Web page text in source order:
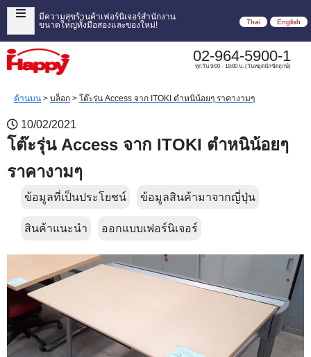
มีความสุขร้านค้าเฟอร์นิเจอร์สำนักงาน
ขนาดใหญ่ทั้งมือสองและของใหม่!
Thai English
02-964-5900-1
ทุกวัน 9:00 - 18:00 น. (วันหยุดนักขัตฤกษ์)
ด้านบน > บล็อก > โต๊ะรุ่น Access จาก ITOKI ตำหนิน้อยๆ ราคางามๆ
10/02/2021
โต๊ะรุ่น Access จาก ITOKI ตำหนิน้อยๆ
ราคางามๆ
ข้อมูลที่เป็นประโยชน์ ข้อมูลสินค้ามาจากญี่ปุ่น
สินค้าแนะนำ ออกแบบเฟอร์นิเจอร์